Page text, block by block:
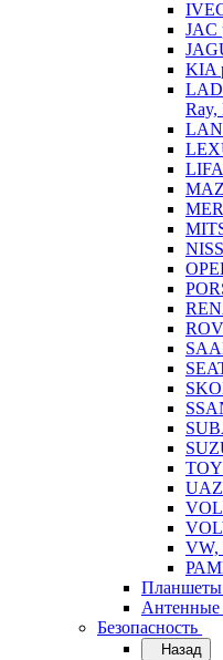
JAC
KIA
VW,
Планшеты
Антенные
Безопасность
Назад